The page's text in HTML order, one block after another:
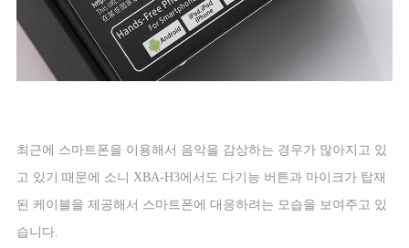
최근에 스마트폰을 이용해서 음악을 감상하는 경우가 많아지고 있
고 있기 때문에 소니 XBA-H3에서도 다기능 버튼과 마이크가 탑재
된 케이블을 제공해서 스마트폰에 대응하려는 모습을 보여주고 있
습니다